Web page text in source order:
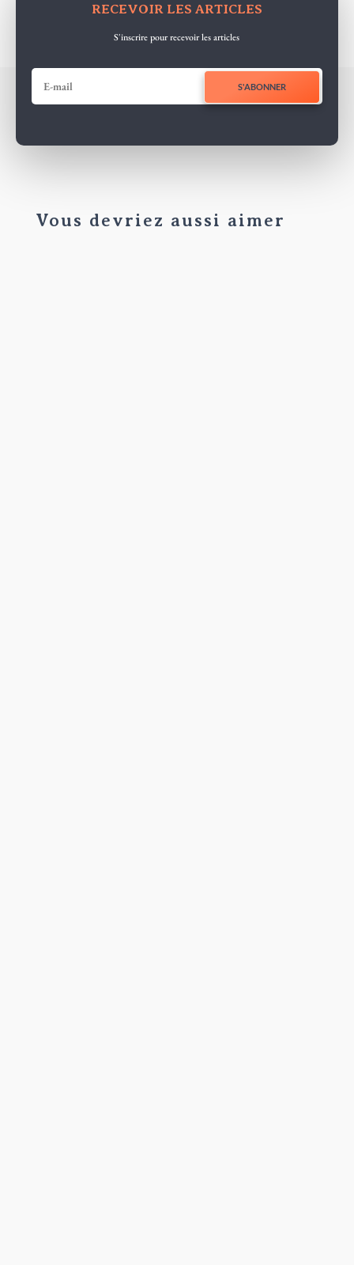
RECEVOIR LES ARTICLES
S'inscrire pour recevoir les articles
S'ABONNER
Vous devriez aussi aimer